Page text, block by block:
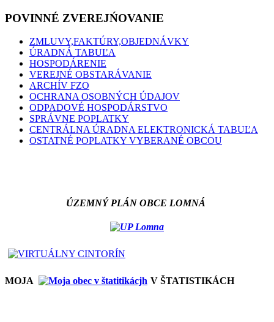
POVINNÉ ZVEREJŃOVANIE
ZMLUVY,FAKTÚRY,OBJEDNÁVKY
ÚRADNÁ TABUĽA
HOSPODÁRENIE
VEREJNÉ OBSTARÁVANIE
ARCHÍV FZO
OCHRANA OSOBNÝCH ÚDAJOV
ODPADOVÉ HOSPODÁRSTVO
SPRÁVNE POPLATKY
CENTRÁLNA ÚRADNA ELEKTRONICKÁ TABUĽA
OSTATNÉ POPLATKY VYBERANÉ OBCOU
ÚZEMNÝ PLÁN OBCE LOMNÁ
MOJA V ŠTATISTIKÁCH